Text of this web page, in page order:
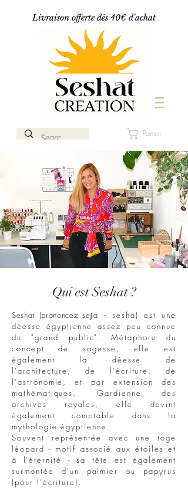
Livraison offerte dès 40€ d'achat
Panier
Qui est Seshat ?
Seshat (prononcez seʃa -
sesha) est une
déesse égyptienne assez peu connue
du "grand public". Métaphore du
concept de sagesse, elle est
également la déesse de
l'architecture, de l'écriture, de
l'astronomie, et par extension des
mathématiques. Gardienne des
archives royales, elle devint
également comptable dans la
mythologie égyptienne.
Souvent représentée avec une toge
léopard - motif associé aux étoiles et
à l'éternité - sa tête est également
surmontée d'un palmier ou papyrus
(pour l'écriture).